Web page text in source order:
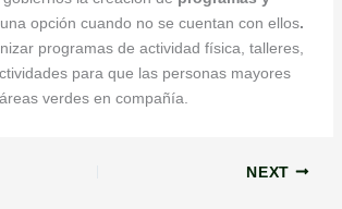
opción cuando no se cuentan con ellos.
programas de actividad física, talleres,
para que las personas mayores
verdes en compañía.
NEXT